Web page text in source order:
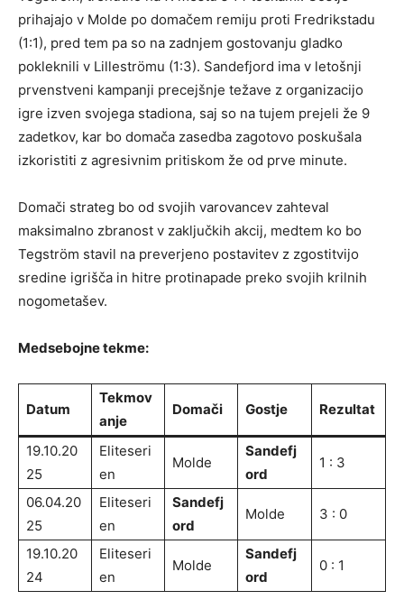
prihajajo v Molde po domačem remiju proti Fredrikstadu
(1:1), pred tem pa so na zadnjem gostovanju gladko
pokleknili v Lilleströmu (1:3). Sandefjord ima v letošnji
prvenstveni kampanji precejšnje težave z organizacijo
igre izven svojega stadiona, saj so na tujem prejeli že 9
zadetkov, kar bo domača zasedba zagotovo poskušala
izkoristiti z agresivnim pritiskom že od prve minute.
Domači strateg bo od svojih varovancev zahteval
maksimalno zbranost v zaključkih akcij, medtem ko bo
Tegström stavil na preverjeno postavitev z zgostitvijo
sredine igrišča in hitre protinapade preko svojih krilnih
nogometašev.
Medsebojne tekme:
Datum
Tekmov
anje
Domači Gostje Rezultat
19.10.20
25
Eliteseri
en
Molde
Sandefj
ord
1 : 3
06.04.20
25
Eliteseri
en
Sandefj
ord
Molde 3 : 0
19.10.20
24
Eliteseri
en
Molde
Sandefj
ord
0 : 1